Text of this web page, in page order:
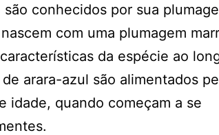
conhecidos por sua
com uma plumagem
da espécie ao
arara-azul são alimentados
idade, quando começam a se